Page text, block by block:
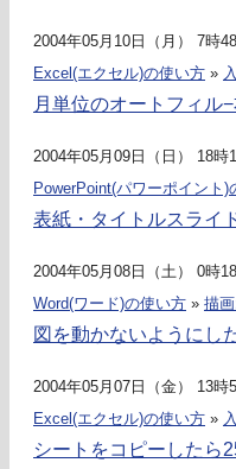
2004年05月10日（月） 7時
Excel(エクセル)の使い方 »
月単位のオートフィル
2004年05月09日（日） 18時
PowerPoint(パワーポイント)
表紙・タイトルスライ
2004年05月08日（土） 0時
Word(ワード)の使い方 » 描
図を動かないようにし
2004年05月07日（金） 13時
Excel(エクセル)の使い方 »
シートをコピーしたら